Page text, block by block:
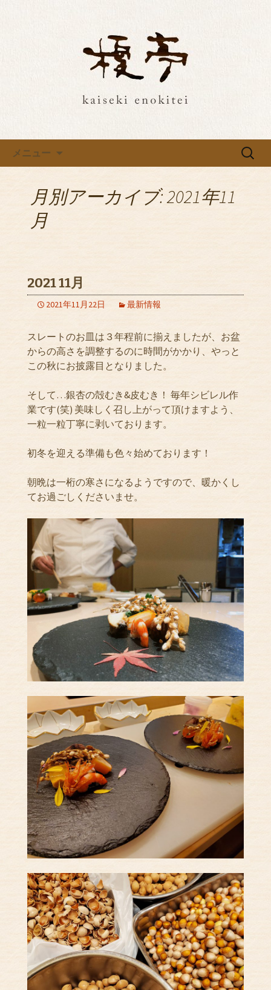
埼玉・所沢の榎亭で特別な和食
ご飯を。最新情報をお届け
を。最新情報をお届け
メニュー
検
月別アーカイブ: 2021年11
月
2021 11月
2021年11月22日 最新情報
スレートのお皿は３年程前に揃えましたが、お盆
からの高さを調整するのに時間がかかり、やっと
この秋にお披露目となりました。
そして…銀杏の殻むき&皮むき！ 毎年シビレル作
業です(笑) 美味しく召し上がって頂けますよう、
一粒一粒丁寧に剥いております。
初冬を迎える準備も色々始めております！
朝晩は一桁の寒さになるようですので、暖かくし
てお過ごしくださいませ。